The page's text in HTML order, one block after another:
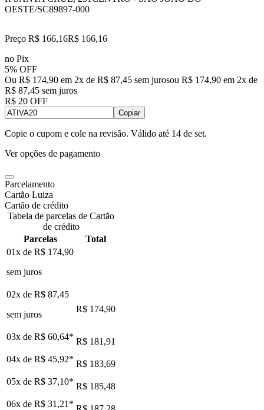
OESTE/SC89897-000
Preço R$ 166,16R$ 166,16
no Pix
5% OFF
Ou R$ 174,90 em 2x de R$ 87,45 sem jurosou R$ 174,90 em 2x de
R$ 87,45 sem juros
R$ 20 OFF
Copiar
Copie o cupom e cole na revisão. Válido até 14 de set.
Ver opções de pagamento
Parcelamento
Cartão Luiza
Cartão de crédito
Tabela de parcelas de Cartão
de crédito
Parcelas
Total
01x de R$ 174,90
sem juros
02x de R$ 87,45
sem juros
R$ 174,90
03x de R$ 60,64* R$ 181,91
04x de R$ 45,92* R$ 183,69
05x de R$ 37,10* R$ 185,48
06x de R$ 31,21 *